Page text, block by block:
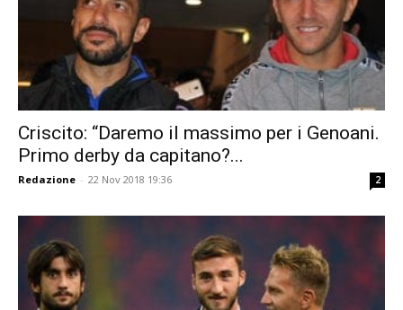
Criscito: “Daremo il massimo per i Genoani.
Primo derby da capitano?...
Redazione - 22 Nov 2018 19:36 2